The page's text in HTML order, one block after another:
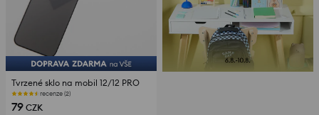
Tvrzené sklo na mobil 12/12 PRO
recenze (2)
79 CZK